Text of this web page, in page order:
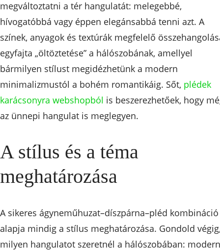
megváltoztatni a tér hangulatát: melegebbé,
hívogatóbbá vagy éppen elegánsabbá tenni azt. A
színek, anyagok és textúrák megfelelő
egyfajta „öltöztetése” a hálószobának, amellyel
bármilyen stílust megidézhetünk a modern
minimalizmustól a bohém romantikáig. Sőt, plédek
karácsonyra webshopból is beszerezhetőek, hogy
az ünnepi hangulat is meglegyen.
A stílus és a téma
meghatározása
A sikeres ágyneműhuzat–díszpárna–pléd kombináció
alapja mindig a stílus meghatározása. Gondold
milyen hangulatot szeretnél a hálószobában: modern